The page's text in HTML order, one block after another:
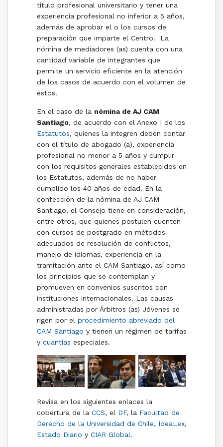
título profesional universitario y tener una
experiencia profesional no inferior a 5 años,
además de aprobar el o los cursos de
preparación que imparte el Centro. La
nómina de mediadores (as) cuenta con una
cantidad variable de integrantes que
permite un servicio eficiente en la atención
de los casos de acuerdo con el volumen de
éstos.
En el caso de la nómina de AJ CAM
Santiago, de acuerdo con el Anexo I de los
Estatutos, quienes la integren deben contar
con el título de abogado (a), experiencia
profesional no menor a 5 años y cumplir
con los requisitos generales establecidos en
los Estatutos, además de no haber
cumplido los 40 años de edad. En la
confección de la nómina de AJ CAM
Santiago, el Consejo tiene en consideración,
entre otros, que quienes postulen cuenten
con cursos de postgrado en métodos
adecuados de resolución de conflictos,
manejo de idiomas, experiencia en la
tramitación ante el CAM Santiago, así como
los principios que se contemplan y
promueven en convenios suscritos con
instituciones internacionales. Las causas
administradas por Árbitros (as) Jóvenes se
rigen por el procedimiento abreviado del
CAM Santiago y tienen un régimen de tarifas
y cuantías especiales.
Revisa en los siguientes enlaces la
cobertura de la CCS, el DF, la Facultad de
Derecho de la Universidad de Chile, IdeaLex,
Estado Diario y CIAR Global.